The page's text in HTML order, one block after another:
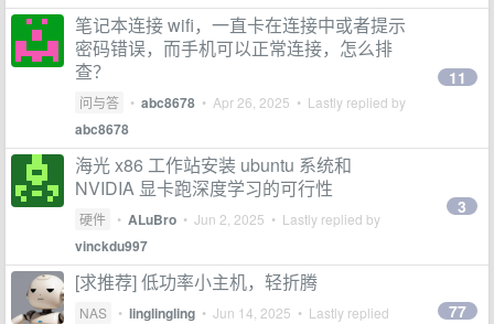
笔记本连接 wifi，一直卡在连接中或者提示
密码错误，而手机可以正常连接，怎么排
查？
问与答 • abc8678 • Apr 26, 2025 • Lastly replied by
abc8678
11
海光 x86 工作站安装 ubuntu 系统和
NVIDIA 显卡跑深度学习的可行性
硬件 • ALuBro • Jun 2, 2025 • Lastly replied by
vinckdu997
3
[求推荐] 低功率小主机，轻折腾
NAS • linglingling • Jun 14, 2025 • Lastly replied
77